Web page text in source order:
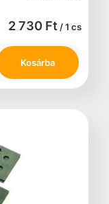
2 730 Ft / 1 cs
Kosárba